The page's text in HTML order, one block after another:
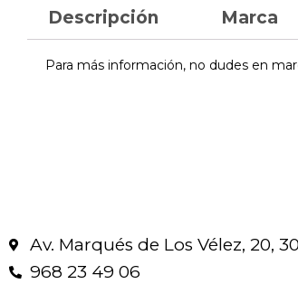
Descripción Marca
Para más información, no dudes en
Av. Marqués de Los Vélez, 20,
968 23 49 06